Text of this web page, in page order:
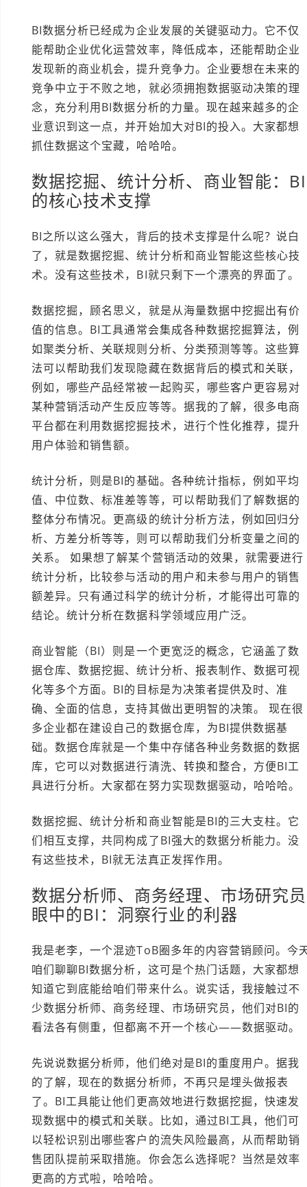
BI数据分析已经成为企业发展的关键驱动力。它不仅
能帮助企业优化运营效率，降低成本，还能帮助企业
发现新的商业机会，提升竞争力。企业要想在未来的
竞争中立于不败之地，就必须拥抱数据驱动决策的理
念，充分利用BI数据分析的力量。现在越来越多的企
业意识到这一点，并开始加大对BI的投入。大家都想
抓住数据这个宝藏，哈哈哈。
数据挖掘、统计分析、商业智能：BI
的核心技术支撑
BI之所以这么强大，背后的技术支撑是什么呢？说白
了，就是数据挖掘、统计分析和商业智能这些核心技
术。没有这些技术，BI就只剩下一个漂亮的界面了。
数据挖掘，顾名思义，就是从海量数据中挖掘出有价
值的信息。BI工具通常会集成各种数据挖掘算法，例
如聚类分析、关联规则分析、分类预测等等。这些算
法可以帮助我们发现隐藏在数据背后的模式和关联，
例如，哪些产品经常被一起购买，哪些客户更容易对
某种营销活动产生反应等等。据我的了解，很多电商
平台都在利用数据挖掘技术，进行个性化推荐，提升
用户体验和销售额。
统计分析，则是BI的基础。各种统计指标，例如平均
值、中位数、标准差等等，可以帮助我们了解数据的
整体分布情况。更高级的统计分析方法，例如回归分
析、方差分析等等，则可以帮助我们分析变量之间的
关系。 如果想了解某个营销活动的效果，就需要进行
统计分析，比较参与活动的用户和未参与用户的销售
额差异。只有通过科学的统计分析，才能得出可靠的
结论。统计分析在数据科学领域应用广泛。
商业智能（BI）则是一个更宽泛的概念，它涵盖了数
据仓库、数据挖掘、统计分析、报表制作、数据可视
化等多个方面。BI的目标是为决策者提供及时、准
确、全面的信息，支持其做出更明智的决策。 现在很
多企业都在建设自己的数据仓库，为BI提供数据基
础。数据仓库就是一个集中存储各种业务数据的数据
库，它可以对数据进行清洗、转换和整合，方便BI工
具进行分析。大家都在努力实现数据驱动，哈哈哈。
数据挖掘、统计分析和商业智能是BI的三大支柱。它
们相互支撑，共同构成了BI强大的数据分析能力。没
有这些技术，BI就无法真正发挥作用。
数据分析师、商务经理、市场研究员
眼中的BI：洞察行业的利器
我是老李，一个混迹ToB圈多年的内容营销顾问。今
咱们聊聊BI数据分析，这可是个热门话题，大家都想
知道它到底能给咱们带来什么。说实话，我接触过不
少数据分析师、商务经理、市场研究员，他们对BI的
看法各有侧重，但都离不开一个核心——数据驱动。
先说说数据分析师，他们绝对是BI的重度用户。据我
的了解，现在的数据分析师，不再只是埋头做报表
了。BI工具能让他们更高效地进行数据挖掘，快速发
现数据中的模式和关联。比如，通过BI工具，他们可
以轻松识别出哪些客户的流失风险最高，从而帮助销
售团队提前采取措施。你会怎么选择呢？当然是效率
更高的方式啦，哈哈哈。